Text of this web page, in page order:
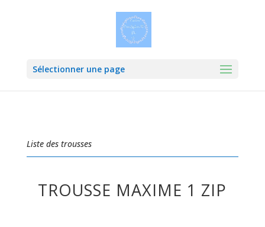
Sélectionner une page
Liste des trousses
TROUSSE MAXIME 1 ZIP